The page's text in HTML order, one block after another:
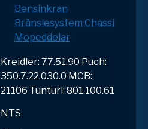
Bensinkran
Bränslesystem Chassi
Mopeddelar
Kreidler: 77.51.90 Puch:
350.7.22.030.0 MCB:
21106 Tunturi: 801.100.61
NTS